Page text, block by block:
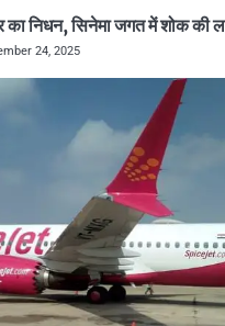
का निधन, सिनेमा जगत में शोक की
24, 2025